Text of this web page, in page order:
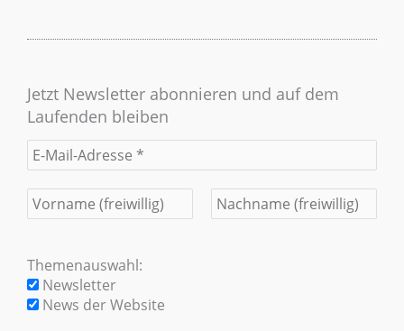
Jetzt Newsletter abonnieren und auf dem
Laufenden bleiben
Themenauswahl:
Newsletter
News der Website